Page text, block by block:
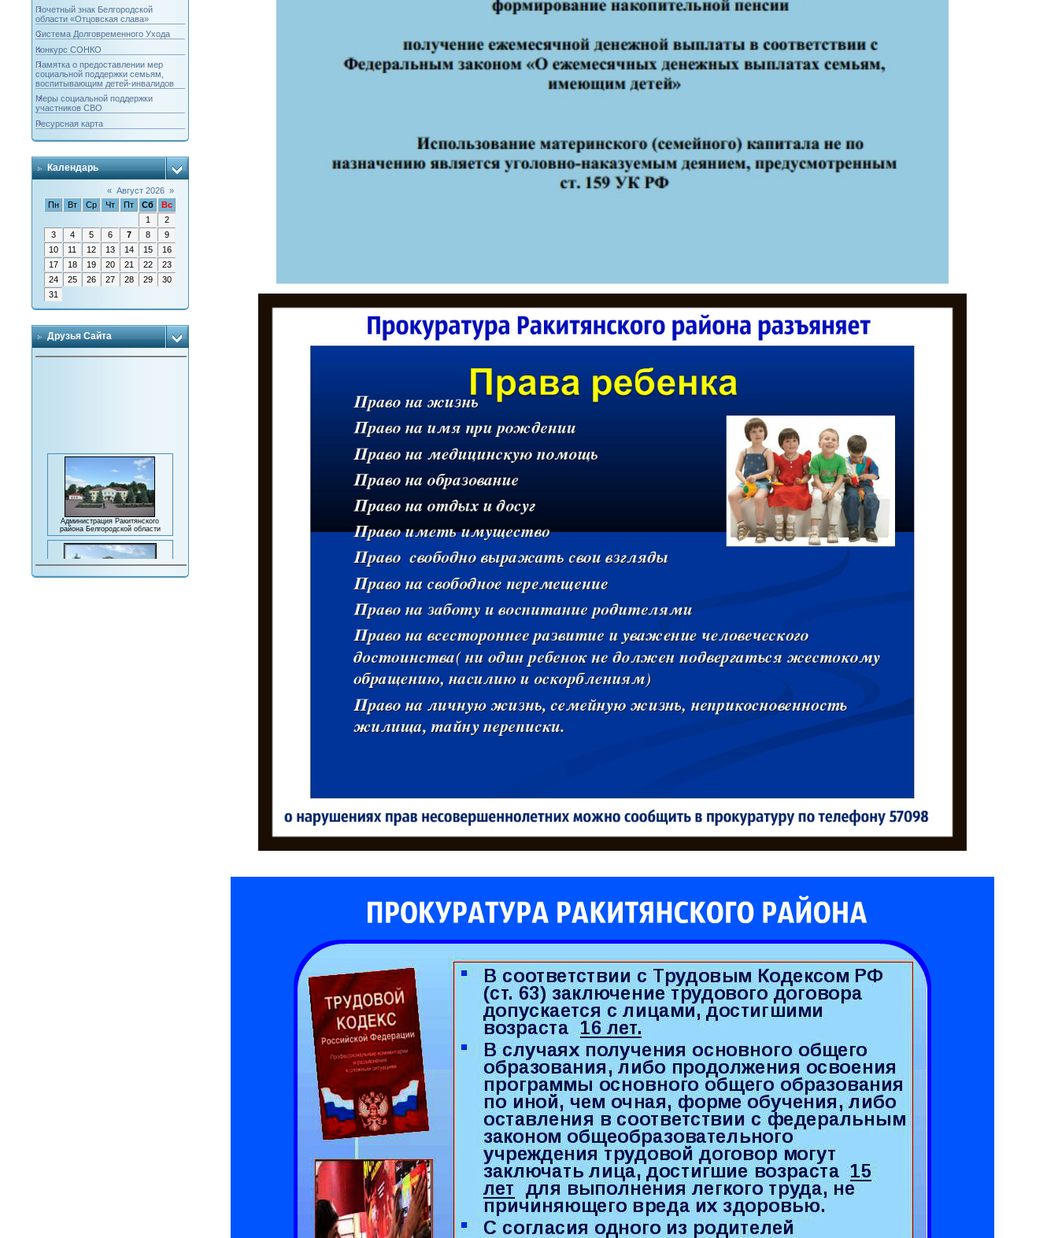
Почетный знак Белгородской
области «Отцовская слава»
Система Долговременного Ухода
Конкурс СОНКО
Памятка о предоставлении мер
социальной поддержки семьям,
воспитывающим детей-инвалидов
Меры социальной поддержки
участников СВО
Ресурсная карта
Календарь
« Август 2026 »
Пн
Вт Ср Чт Пт Сб
Вс
1
2
3
4 5 6 7 8
9
10
11 12 13 14 15
16
17
18 19 20 21 22
23
24
25 26 27 28 29
30
31
Друзья Сайта
Администрация Ракитянского
района Белгородской области
Комплексный центр социального